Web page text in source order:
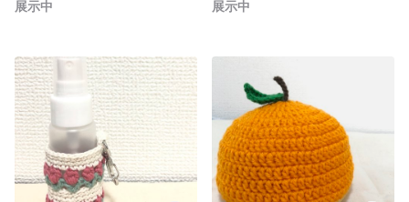
展示中
展示中